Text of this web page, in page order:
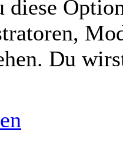
diese
Du